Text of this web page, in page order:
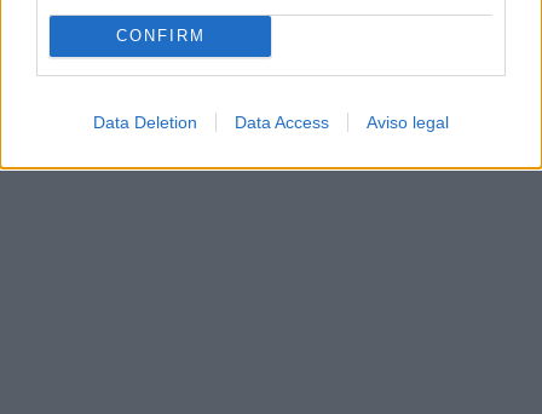
CONFIRM
Data Deletion Data Access Aviso legal